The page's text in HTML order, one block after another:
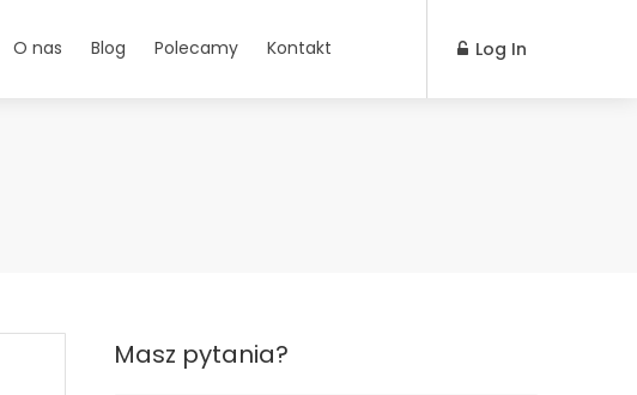
O nas Blog Polecamy Kontakt Log In
Masz pytania?